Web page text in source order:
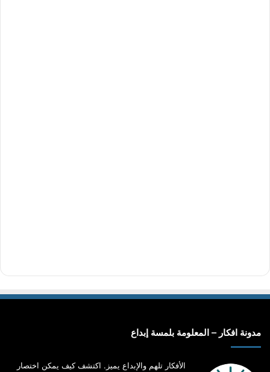
مدونة افكار – المعلومة بلمسة إبداع
الأفكار تلهم والإبداع يميز. اكتشف كيف يمكن اختصار